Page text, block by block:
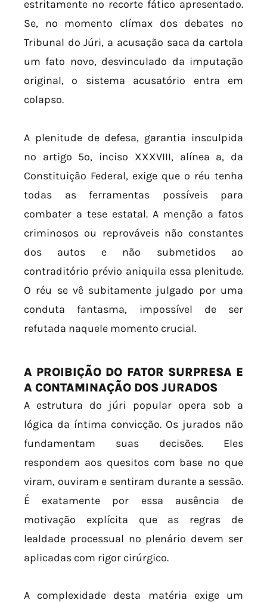
estritamente no recorte fático apresentado.
Se, no momento clímax dos debates no
Tribunal do Júri, a acusação saca da cartola
um fato novo, desvinculado da imputação
original, o sistema acusatório entra em
colapso.
A plenitude de defesa, garantia insculpida
no artigo 5º, inciso XXXVIII, alínea a, da
Constituição Federal, exige que o réu tenha
todas as ferramentas possíveis para
combater a tese estatal. A menção a fatos
criminosos ou reprováveis não constantes
dos autos e não submetidos ao
contraditório prévio aniquila essa plenitude.
O réu se vê subitamente julgado por uma
conduta fantasma, impossível de ser
refutada naquele momento crucial.
A PROIBIÇÃO DO FATOR SURPRESA E
A CONTAMINAÇÃO DOS JURADOS
A estrutura do júri popular opera sob a
lógica da íntima convicção. Os jurados não
fundamentam suas decisões. Eles
respondem aos quesitos com base no que
viram, ouviram e sentiram durante a sessão.
É exatamente por essa ausência de
motivação explícita que as regras de
lealdade processual no plenário devem ser
aplicadas com rigor cirúrgico.
A complexidade desta matéria exige um